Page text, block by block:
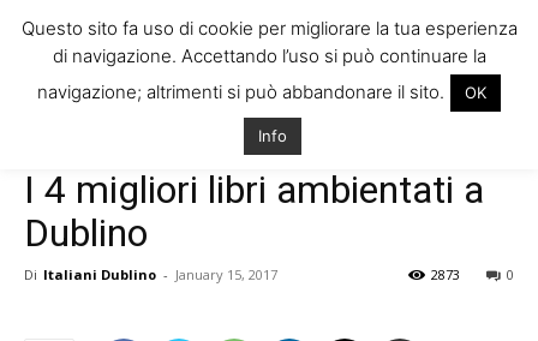
I 4 migliori libri ambientati a
Dublino
Di Italiani Dublino - January 15, 2017 0
2873
Questo sito fa uso di cookie per migliorare la tua esperienza
di navigazione. Accettando l’uso si può continuare la
navigazione; altrimenti si può abbandonare il sito.
OK
Info